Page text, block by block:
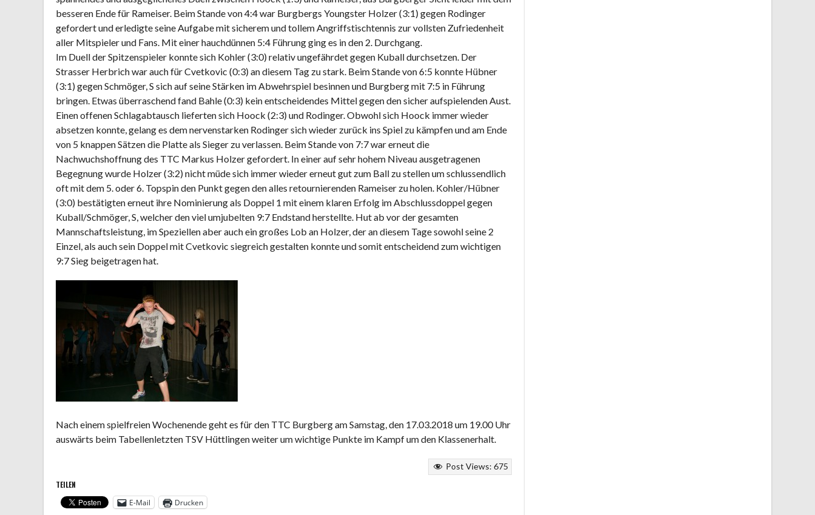
besseren Ende für Rameiser. Beim Stande von 4:4 war Burgbergs Youngster Holzer (3:1) gegen Rodinger
gefordert und erledigte seine Aufgabe mit sicherem und tollem Angriffstischtennis zur vollsten Zufriedenheit
aller Mitspieler und Fans. Mit einer hauchdünnen 5:4 Führung ging es in den 2. Durchgang.
Im Duell der Spitzenspieler konnte sich Kohler (3:0) relativ ungefährdet gegen Kuball durchsetzen. Der
Strasser Herbrich war auch für Cvetkovic (0:3) an diesem Tag zu stark. Beim Stande von 6:5 konnte Hübner
(3:1) gegen Schmöger, S sich auf seine Stärken im Abwehrspiel besinnen und Burgberg mit 7:5 in Führung
bringen. Etwas überraschend fand Bahle (0:3) kein entscheidendes Mittel gegen den sicher aufspielenden Aust.
Einen offenen Schlagabtausch lieferten sich Hoock (2:3) und Rodinger. Obwohl sich Hoock immer wieder
absetzen konnte, gelang es dem nervenstarken Rodinger sich wieder zurück ins Spiel zu kämpfen und am Ende
von 5 knappen Sätzen die Platte als Sieger zu verlassen. Beim Stande von 7:7 war erneut die
Nachwuchshoffnung des TTC Markus Holzer gefordert. In einer auf sehr hohem Niveau ausgetragenen
Begegnung wurde Holzer (3:2) nicht müde sich immer wieder erneut gut zum Ball zu stellen um schlussendlich
oft mit dem 5. oder 6. Topspin den Punkt gegen den alles retournierenden Rameiser zu holen. Kohler/Hübner
(3:0) bestätigten erneut ihre Nominierung als Doppel 1 mit einem klaren Erfolg im Abschlussdoppel gegen
Kuball/Schmöger, S, welcher den viel umjubelten 9:7 Endstand herstellte. Hut ab vor der gesamten
Mannschaftsleistung, im Speziellen aber auch ein großes Lob an Holzer, der an diesem Tage sowohl seine 2
Einzel, als auch sein Doppel mit Cvetkovic siegreich gestalten konnte und somit entscheidend zum wichtigen
9:7 Sieg beigetragen hat.
Nach einem spielfreien Wochenende geht es für den TTC Burgberg am Samstag, den 17.03.2018 um 19.00 Uhr
auswärts beim Tabellenletzten TSV Hüttlingen weiter um wichtige Punkte im Kampf um den Klassenerhalt.
Post Views: 675
TEILEN
E-Mail
Drucken